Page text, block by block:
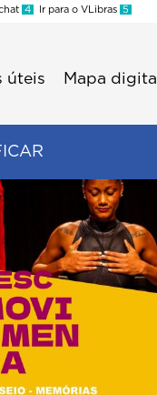
4 Ir para o VLibras 5
úteis Mapa digital